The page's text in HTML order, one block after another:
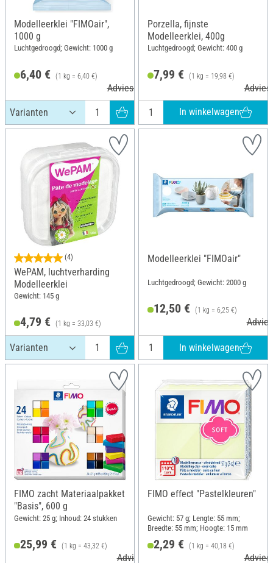
Modelleerklei "FIMOair",
1000 g
Luchtgedroogd; Gewicht: 1000 g
6,40 € (1 kg = 6,40 €)
Adviesprijs 9,00 €
Porzella, fijnste
Modelleerklei, 400g
Luchtgedroogd; Gewicht: 400 g
7,99 € (1 kg = 19,98 €)
In winkelwagen
(4)
WePAM, luchtverharding
Modelleerklei
Gewicht: 145 g
4,79 € (1 kg = 33,03 €)
Modelleerklei "FIMOair"
Luchtgedroogd; Gewicht: 2000 g
12,50 € (1 kg = 6,25 €)
In winkelwagen
FIMO zacht Materiaalpakket
"Basis", 600 g
Gewicht: 25 g; Inhoud: 24 stukken
25,99 € (1 kg = 43,32 €)
Adviesprijs 37,90 €
FIMO effect "Pastelkleuren"
Gewicht: 57 g; Lengte: 55 mm;
Breedte: 55 mm; Hoogte: 15 mm
2,29 € (1 kg = 40,18 €)